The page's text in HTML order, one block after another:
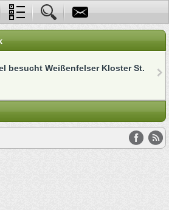
besucht Weißenfelser Kloster St.